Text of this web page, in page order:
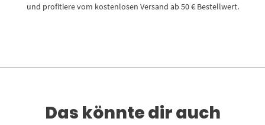
und profitiere vom kostenlosen Versand ab 50 € Bestellwert.
Das könnte dir auch